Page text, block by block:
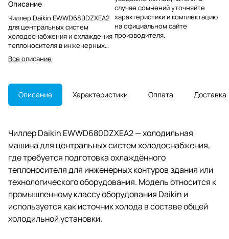
Описание
Чиллер Daikin EWWD680DZXEA2
для центральных систем
холодоснабжения и охлаждения
теплоносителя в инженерных
контурах зданий. Модель снята
с производства, важна точная
Все описание
случае сомнений уточняйте
характеристики и комплектацию
на официальном сайте
производителя.
Описание Характеристики Оплата Доставка
Чиллер Daikin EWWD680DZXEA2 — холодильная
машина для центральных систем холодоснабжения,
где требуется подготовка охлаждённого
теплоносителя для инженерных контуров здания или
технологического оборудования. Модель относится к
промышленному классу оборудования Daikin и
используется как источник холода в составе общей
холодильной установки.